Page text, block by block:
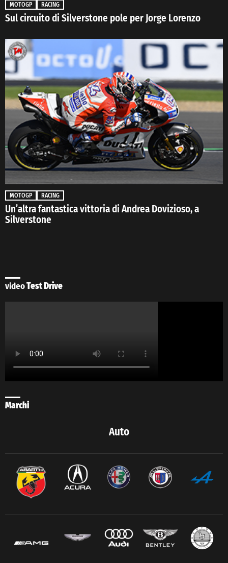
MOTOGP RACING
Sul circuito di Silverstone pole per Jorge Lorenzo
MOTOGP RACING
Un’altra fantastica vittoria di Andrea Dovizioso, a
Silverstone
videoTest Drive
Marchi
Auto